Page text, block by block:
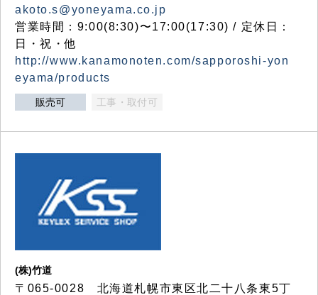
akoto.s@yoneyama.co.jp
営業時間：9:00(8:30)〜17:00(17:30) / 定休日：
日・祝・他
http://www.kanamonoten.com/sapporoshi-yon
eyama/products
販売可 工事・取付可
(株)竹道
〒065-0028 北海道札幌市東区北二十八条東5丁